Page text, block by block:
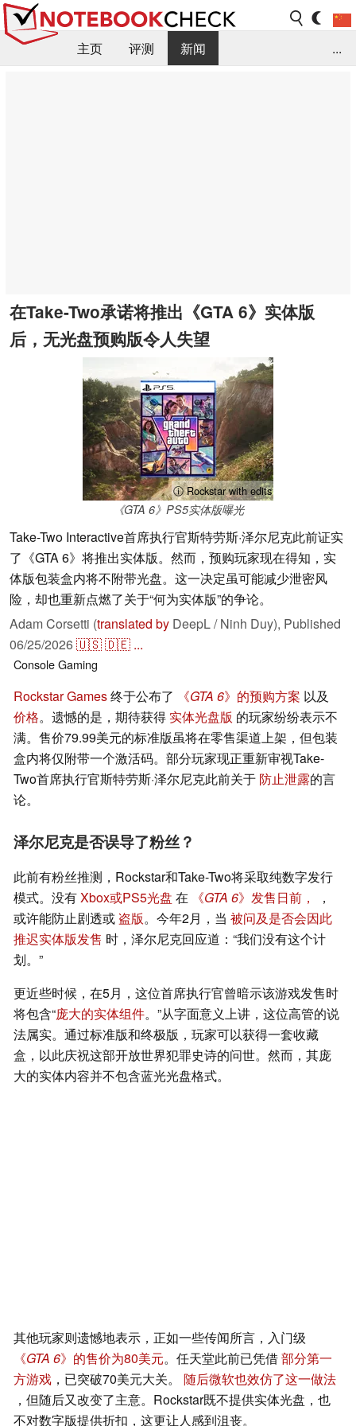
主页 评测
新闻
...
在Take-Two承诺将推出《GTA 6》实体版
后，无光盘预购版令人失望
ⓘ Rockstar with edits
《GTA 6》PS5实体版曝光
Take-Two Interactive首席执行官斯特劳斯·泽尔尼克此前证实
了《GTA 6》将推出实体版。然而，预购玩家现在得知，实
体版包装盒内将不附带光盘。这一决定虽可能减少泄密风
险，却也重新点燃了关于“何为实体版”的争论。
Adam Corsetti (translated by DeepL / Ninh Duy), Published
06/25/2026🇺🇸🇩🇪 ...
ConsoleGaming
Rockstar Games终于公布了 《GTA 6》的预购方案 以及
价格。遗憾的是，期待获得 实体光盘版 的玩家纷纷表示不
满。售价79.99美元的标准版虽将在零售渠道上架，但包装
盒内将仅附带一个激活码。部分玩家现正重新审视Take-
Two首席执行官斯特劳斯·泽尔尼克此前关于 防止泄露的言
论。
泽尔尼克是否误导了粉丝？
此前有粉丝推测，Rockstar和Take-Two将采取纯数字发行
模式。没有Xbox或PS5光盘 在 《GTA 6》发售日前，
，
或许能防止剧透或 盗版。今年2月，当 被问及是否会因此
推迟实体版发售 时，泽尔尼克回应道：“我们没有这个计
划。”
更近些时候，在5月，这位首席执行官曾暗示该游戏发售时
将包含“庞大的实体组件。”从字面意义上讲，这位高管的说
法属实。通过标准版和终极版，玩家可以获得一套收藏
盒，以此庆祝这部开放世界犯罪史诗的问世。然而，其庞
大的实体内容并不包含蓝光光盘格式。
其他玩家则遗憾地表示，正如一些传闻所言，入门级
《GTA 6》的售价为80美元。任天堂此前已凭借部分第一
方游戏 ，已突破70美元大关。 随后微软也效仿了这一做法
，但随后又改变了主意。Rockstar既不提供实体光盘，也
不对数字版提供折扣，这更让人感到沮丧。